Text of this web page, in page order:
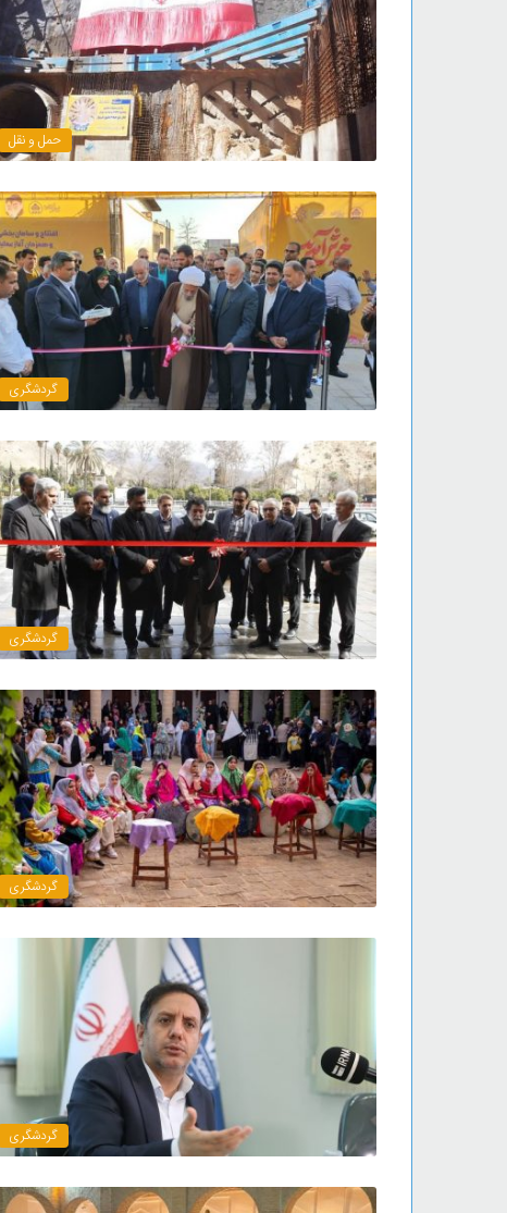
حمل و نقل
گردشگری
گردشگری
گردشگری
گردشگری